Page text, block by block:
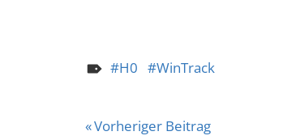
H0 WinTrack
Beitragsnavigation
Vorheriger Beitrag